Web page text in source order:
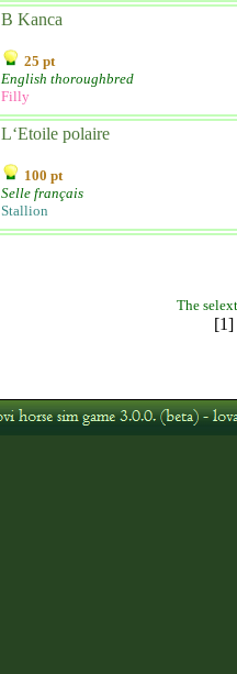
B Kanca
25 pt
English thoroughbred
Filly
L‘Etoile polaire
100 pt
Selle français
Stallion
The
[1]